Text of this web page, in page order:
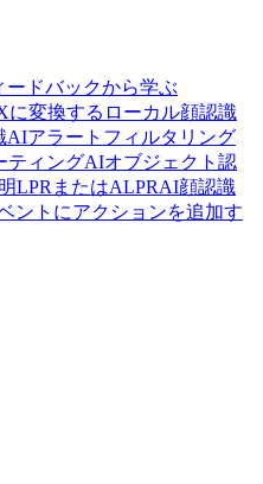
ードバックから学ぶ
に変換する ローカル顔認識
AIアラートフィルタリング
ティングAIオブジェクト認
LPRまたはALPRAI顔認識
ントにアクションを追加す